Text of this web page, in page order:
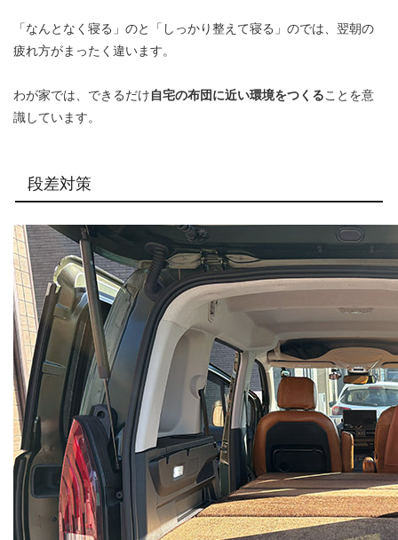
「なんとなく寝る」のと「しっかり整えて寝る」のでは、翌朝の
疲れ方がまったく違います。
わが家では、できるだけ自宅の布団に近い環境をつくることを意
識しています。
段差対策